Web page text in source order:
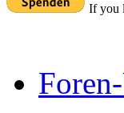
If you